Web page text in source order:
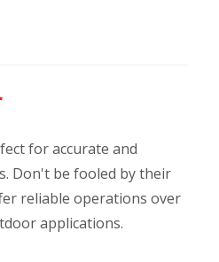
for accurate and
Don't be fooled by their
reliable operations over
applications.